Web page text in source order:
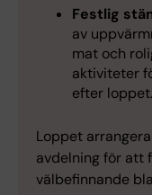
Festlig
av
mat och
aktiviteter
efter loppet.
Loppet
avdelning för att
välbefinnande